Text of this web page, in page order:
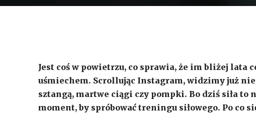
Jest coś w powietrzu, co sprawia, że im bliżej
uśmiechem. Scrollując Instagram, widzimy już
sztangą, martwe ciągi czy pompki. Bo dziś siła
moment, by spróbować treningu siłowego. Po co